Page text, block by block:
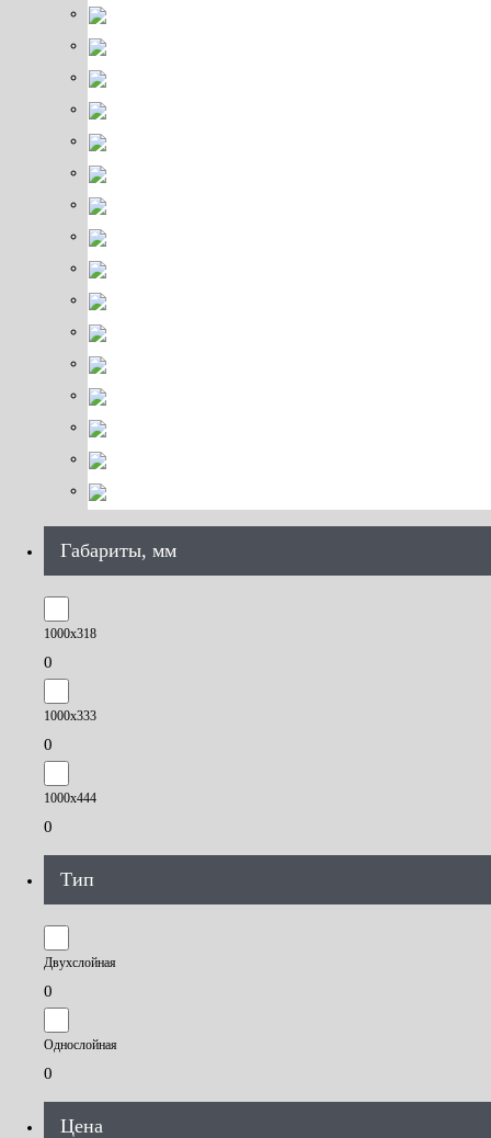
Габариты, мм
1000х318
0
1000х333
0
1000х444
0
Тип
Двухслойная
0
Однослойная
0
Цена